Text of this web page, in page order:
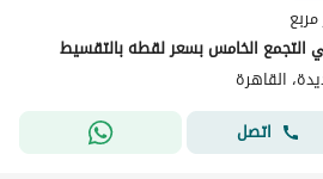
التجمع الخامس بسعر لقطه بالتقسيط
القاهرة
اتصل